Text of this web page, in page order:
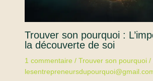
Trouver son pourquoi :
la découverte de soi
1 commentaire / Trouver son pourquoi/